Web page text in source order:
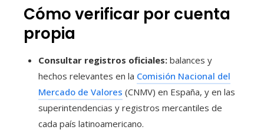
Cómo verificar por cuenta
propia
Consultar registros oficiales: balances y
hechos relevantes en la Comisión Nacional del
Mercado de Valores (CNMV) en España, y en las
superintendencias y registros mercantiles de
cada país latinoamericano.